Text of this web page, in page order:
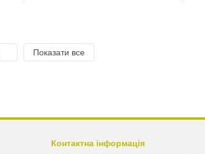
Показати все
Контактна інформація